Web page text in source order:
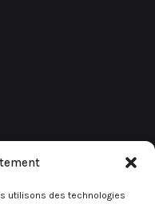
utilisons des technologies